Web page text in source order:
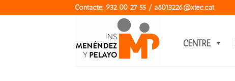
to
Contacte: 932 00 27 55 / a8013226@xtec.cat
CENTRE